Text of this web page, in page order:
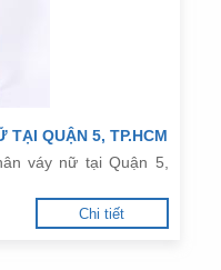
TẠI QUẬN 5, TP.HCM
váy nữ tại Quận 5,
Chi tiết